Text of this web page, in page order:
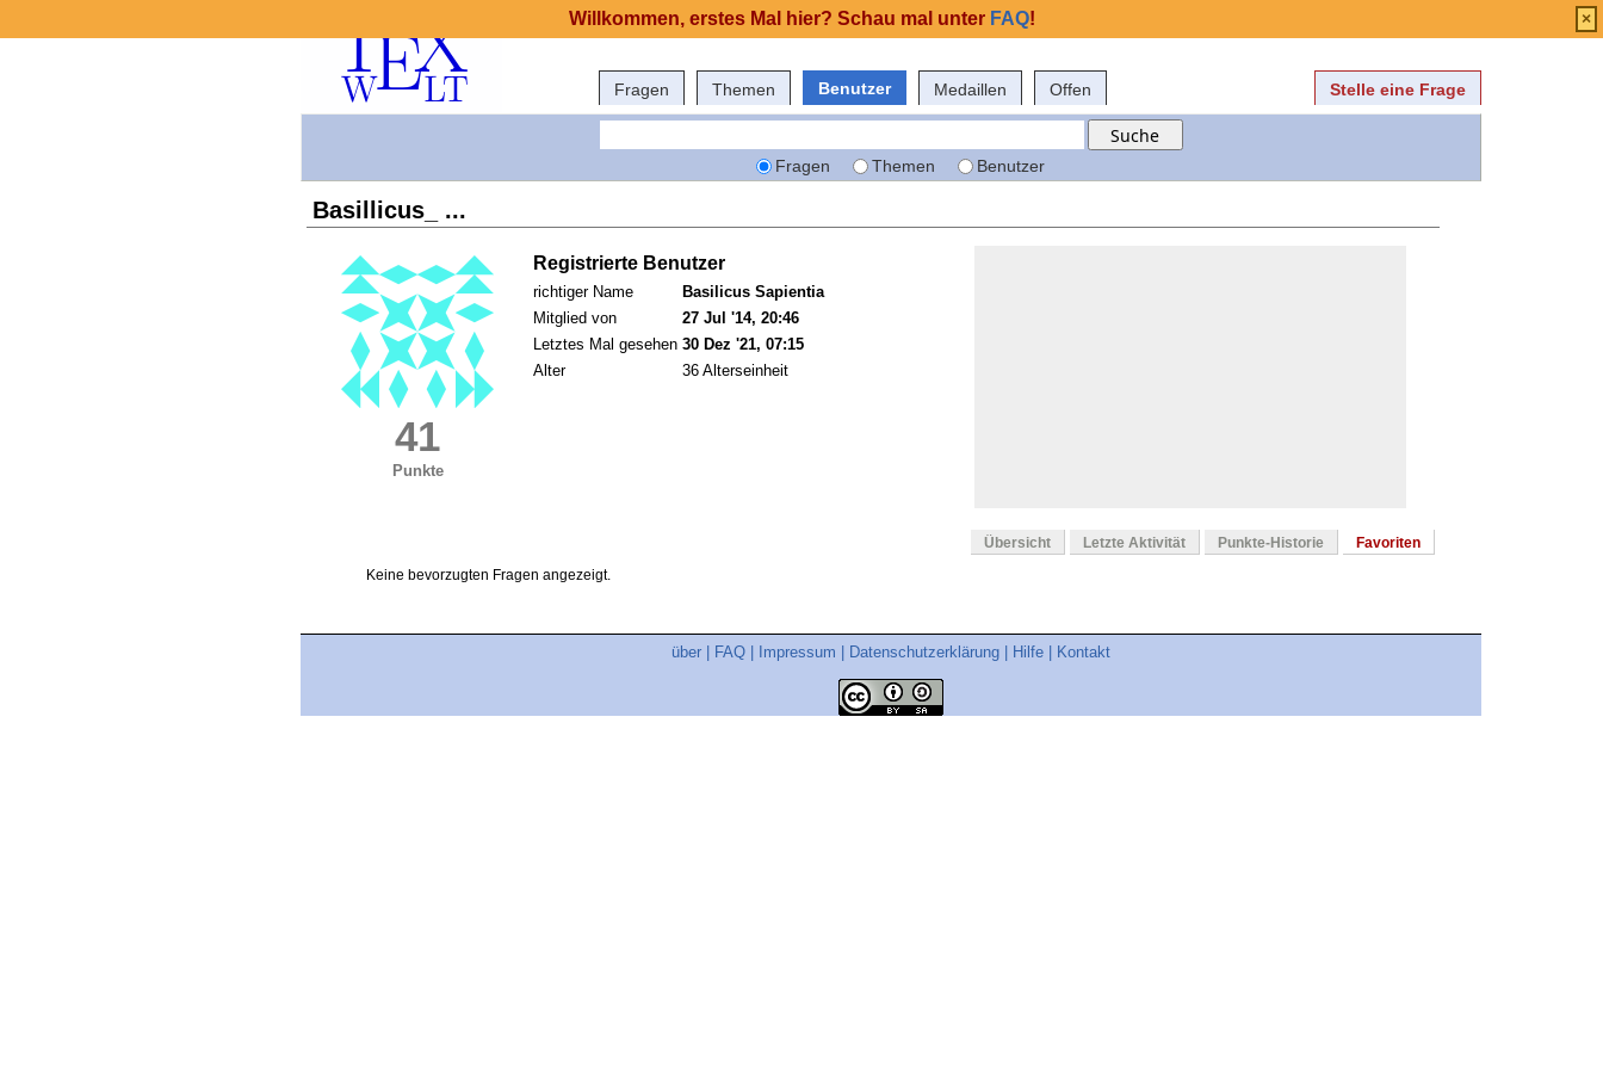
Fragen Themen Benutzer Medaillen Offen Stelle eine Frage
Fragen Themen Benutzer
Basillicus_ ...
41
Punkte
Registrierte Benutzer
richtiger Name
Basilicus Sapientia
Mitglied von
27 Jul '14, 20:46
Letztes Mal gesehen 30 Dez '21, 07:15
Alter
36 Alterseinheit
Übersicht Letzte Aktivität Punkte-Historie
Favoriten
Keine bevorzugten Fragen angezeigt.
über FAQ Impressum Datenschutzerklärung Hilfe Kontakt
Willkommen, erstes Mal hier? Schau mal unter FAQ! ×